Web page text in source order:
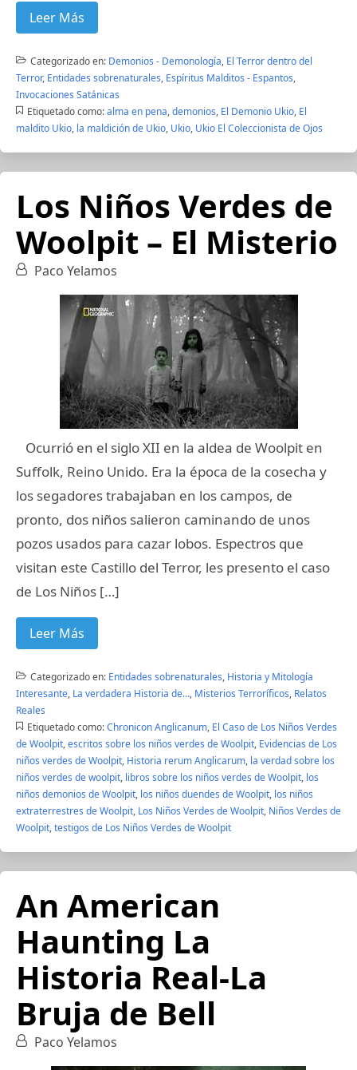
Leer Más
Categorizado en: Demonios - Demonología, El Terror dentro del
Terror, Entidades sobrenaturales, Espíritus Malditos - Espantos,
Invocaciones Satánicas
Etiquetado como: alma en pena,demonios, El Demonio Ukio, El
maldito Ukio, la maldición de Ukio, Ukio, Ukio El Coleccionista de Ojos
Los Niños Verdes de
Woolpit – El Misterio
Paco Yelamos
Ocurrió en el siglo XII en la aldea de Woolpit en
Suffolk, Reino Unido. Era la época de la cosecha y
los segadores trabajaban en los campos, de
pronto, dos niños salieron caminando de unos
pozos usados para cazar lobos. Espectros que
visitan este Castillo del Terror, les presento el caso
de Los Niños […]
Leer Más
Categorizado en: Entidades sobrenaturales, Historia y Mitología
Interesante, La verdadera Historia de..., Misterios Terroríficos, Relatos
Reales
Etiquetado como: Chronicon Anglicanum, El Caso de Los Niños Verdes
de Woolpit,escritos sobre los niños verdes de Woolpit, Evidencias de Los
niños verdes de Woolpit, Historia rerum Anglicarum, la verdad sobre los
niños verdes de woolpit, libros sobre los niños verdes de Woolpit, los
niños demonios de Woolpit, los niños duendes de Woolpit, los niños
extraterrestres de Woolpit, Los Niños Verdes de Woolpit, Niños Verdes de
Woolpit,testigos de Los Niños Verdes de Woolpit
An American
Haunting La
Historia Real-La
Bruja de Bell
Paco Yelamos